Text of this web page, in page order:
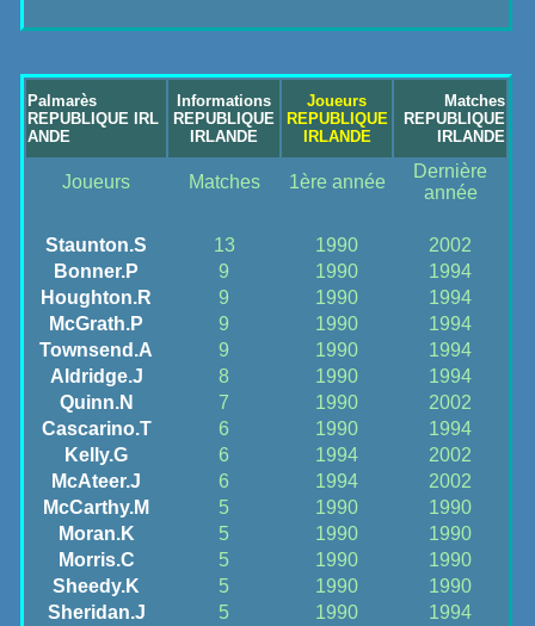
Palmarès
REPUBLIQUE IRL
ANDE
Informations
REPUBLIQUE
IRLANDE
Joueurs
REPUBLIQUE
IRLANDE
Matches
REPUBLIQUE
IRLANDE
Joueurs Matches 1ère année
Dernière
année
Staunton.S 13 1990
2002
Bonner.P
9 1990
1994
Houghton.R
9 1990
1994
McGrath.P
9 1990
1994
Townsend.A
9 1990
1994
Aldridge.J
8 1990
1994
Quinn.N
7 1990
2002
Cascarino.T
6 1990
1994
Kelly.G
6 1994
2002
McAteer.J
6 1994
2002
McCarthy.M
5 1990
1990
Moran.K
5 1990
1990
Morris.C
5 1990
1990
Sheedy.K
5 1990
1990
Sheridan.J
5 1990
1994